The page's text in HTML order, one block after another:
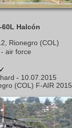
Halcón
Rionegro (COL)
air force
- 10.07.2015
(COL) F-AIR 2015